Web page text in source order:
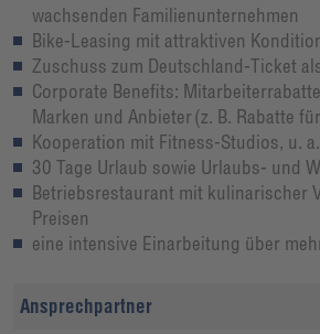
wachsenden Familienunternehmen
Bike-Leasing mit attraktiven
Zuschuss zum Deutschland-Ticket
Corporate Benefits:
Marken und Anbieter (z. B. Rabatte
Kooperation mit Fitness-Studios, u.
30 Tage Urlaub sowie Urlaubs- und
Betriebsrestaurant mit kulinarischer
Preisen
eine intensive Einarbeitung über
Ansprechpartner